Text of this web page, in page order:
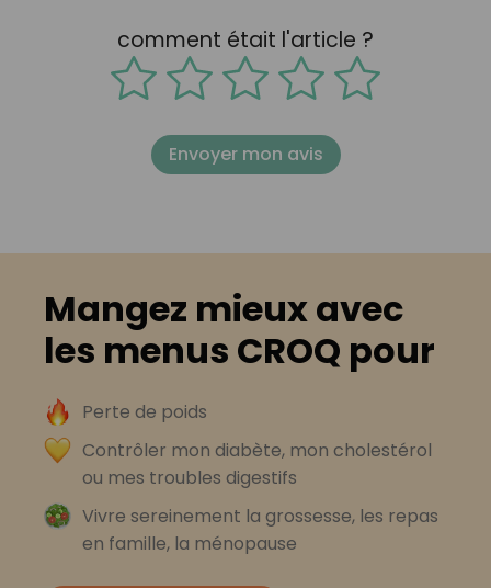
comment était l'article ?
Envoyer mon avis
Mangez mieux avec
les menus CROQ pour
Perte de poids
Contrôler mon diabète, mon cholestérol
ou mes troubles digestifs
Vivre sereinement la grossesse, les repas
en famille, la ménopause